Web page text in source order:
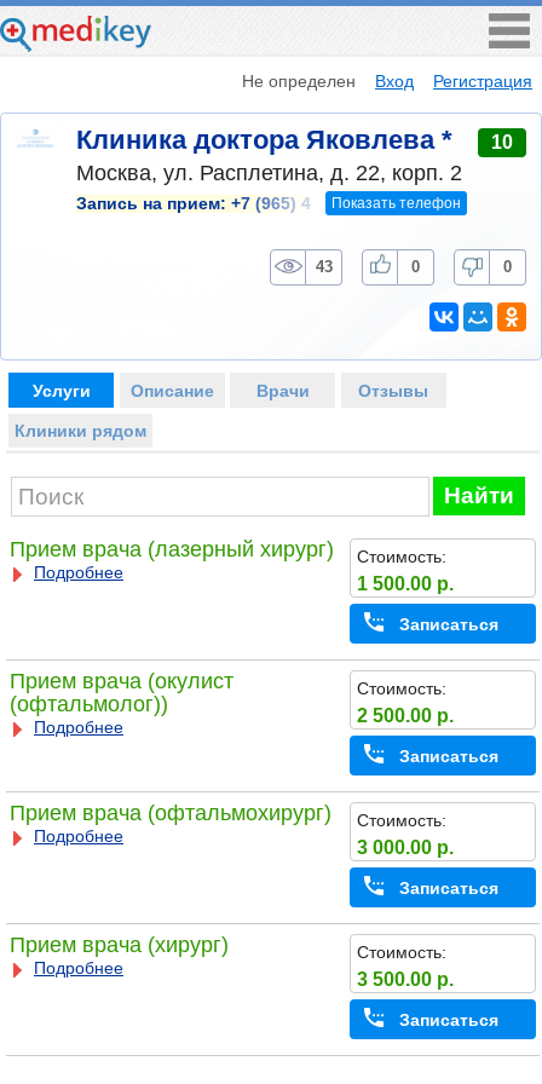
Не определен Вход Регистрация
Клиника доктора Яковлева * 10
Москва, ул. Расплетина, д. 22, корп. 2
Запись на прием: +7 (965) 4 Показать телефон
43 0 0
Услуги Описание Врачи Отзывы
Клиники рядом
Найти
Прием врача (лазерный хирург)
Подробнее
Стоимость:
1 500.00 р.
Записаться
Прием врача (окулист
(офтальмолог))
Подробнее
Стоимость:
2 500.00 р.
Записаться
Прием врача (офтальмохирург)
Подробнее
Стоимость:
3 000.00 р.
Записаться
Прием врача (хирург)
Подробнее
Стоимость:
3 500.00 р.
Записаться